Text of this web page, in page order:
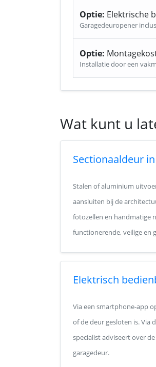
Optie: Elektrische
Garagedeuropener
Optie:
Installatie door een
Wat kunt u
Sectionaaldeur
Stalen of aluminium
aansluiten bij de
fotozellen en handmatige
functionerende, veilige en
Elektrisch
Via een smartphone-app
of de deur gesloten is. Via
specialist adviseert over
garagedeur.